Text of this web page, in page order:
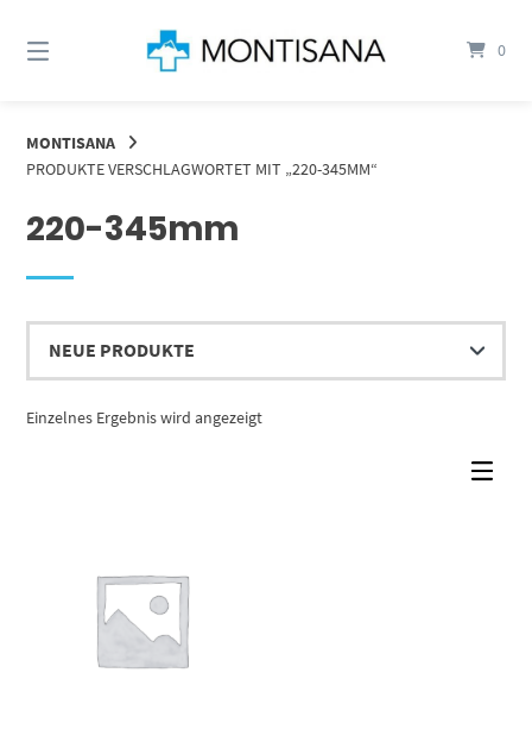
zum
0
MONTISANA
PRODUKTE VERSCHLAGWORTET MIT „220-345MM“
220-345mm
Einzelnes Ergebnis wird angezeigt